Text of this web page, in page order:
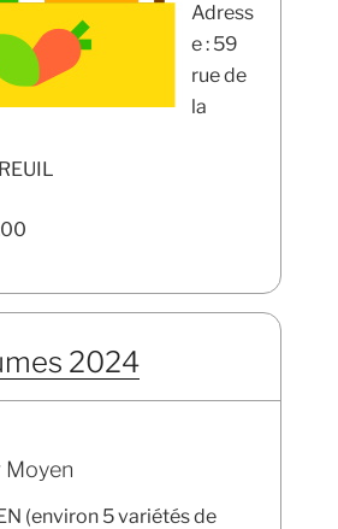
Adress
e : 59
rue de
la
2024
Moyen
(environ 5 variétés de